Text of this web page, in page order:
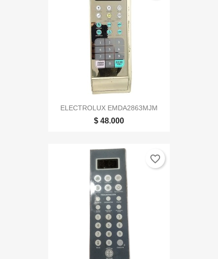
ELECTROLUX EMDA2863MJM
$ 48.000
favorite_border